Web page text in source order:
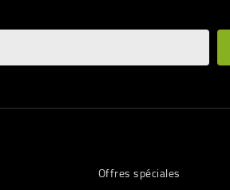
Offres spéciales